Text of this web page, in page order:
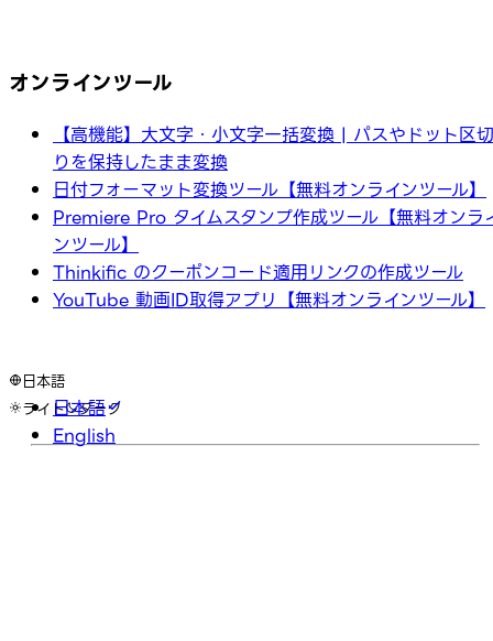
オンラインツール
【高機能】大文字・小文字一括変換 | パスやドット区切
りを保持したまま変換
日付フォーマット変換ツール【無料オンラインツール】
Premiere Pro タイムスタンプ作成ツール【無料オンラ
ンツール】
Thinkific のクーポンコード適用リンクの作成ツール
YouTube 動画ID取得アプリ【無料オンラインツール】
日本語
日本語
English
ライト ダーク